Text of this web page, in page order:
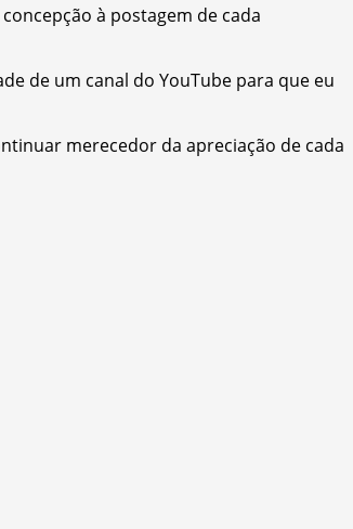
à postagem de cada
de um canal do YouTube para que eu
merecedor da apreciação de cada